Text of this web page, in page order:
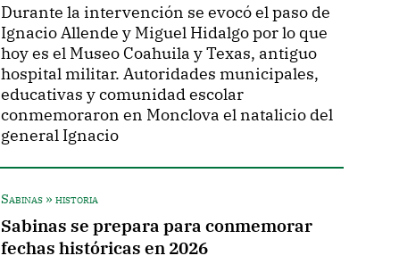
Durante la intervención se evocó el paso de
Ignacio Allende y Miguel Hidalgo por lo que
hoy es el Museo Coahuila y Texas, antiguo
hospital militar. Autoridades municipales,
educativas y comunidad escolar
conmemoraron en Monclova el natalicio del
general Ignacio
Sabinas » historia
Sabinas se prepara para conmemorar
fechas históricas en 2026